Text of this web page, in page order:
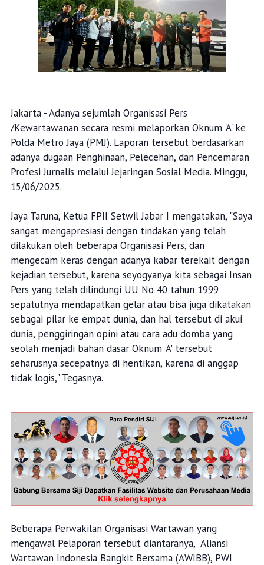
Jakarta - Adanya sejumlah Organisasi Pers
/Kewartawanan secara resmi melaporkan Oknum 'A' ke
Polda Metro Jaya (PMJ). Laporan tersebut berdasarkan
adanya dugaan Penghinaan, Pelecehan, dan Pencemaran
Profesi Jurnalis melalui Jejaringan Sosial Media. Minggu,
15/06/2025.
Jaya Taruna, Ketua FPII Setwil Jabar I mengatakan, "Saya
sangat mengapresiasi dengan tindakan yang telah
dilakukan oleh beberapa Organisasi Pers, dan
mengecam keras dengan adanya kabar terekait dengan
kejadian tersebut, karena seyogyanya kita sebagai Insan
Pers yang telah dilindungi UU No 40 tahun 1999
sepatutnya mendapatkan gelar atau bisa juga dikatakan
sebagai pilar ke empat dunia, dan hal tersebut di akui
dunia, penggiringan opini atau cara adu domba yang
seolah menjadi bahan dasar Oknum 'A' tersebut
seharusnya secepatnya di hentikan, karena di anggap
tidak logis," Tegasnya.
Beberapa Perwakilan Organisasi Wartawan yang
mengawal Pelaporan tersebut diantaranya, Aliansi
Wartawan Indonesia Bangkit Bersama (AWIBB), PWI